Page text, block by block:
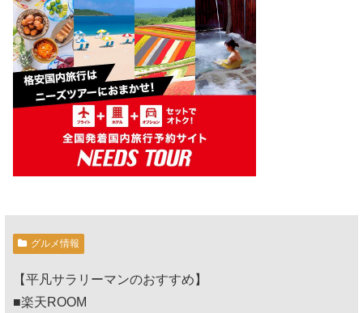
グルメ情報
【平凡サラリーマンのおすすめ】
■楽天ROOM